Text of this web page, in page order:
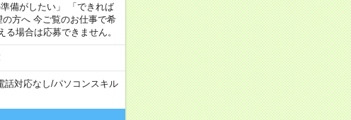
備がしたい」 「できれば
方へ 今ご覧のお仕事で希
場合は応募できません。
話対応なし/パソコンスキル